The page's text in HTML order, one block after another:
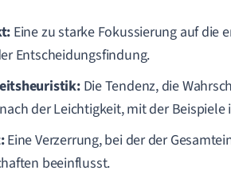
Eine zu starke Fokussierung auf die
Entscheidungsfindung.
Die Tendenz, die
der Leichtigkeit, mit der
Eine Verzerrung, bei der der
beeinflusst.